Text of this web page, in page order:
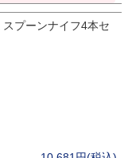
プーンナイフ4本セ